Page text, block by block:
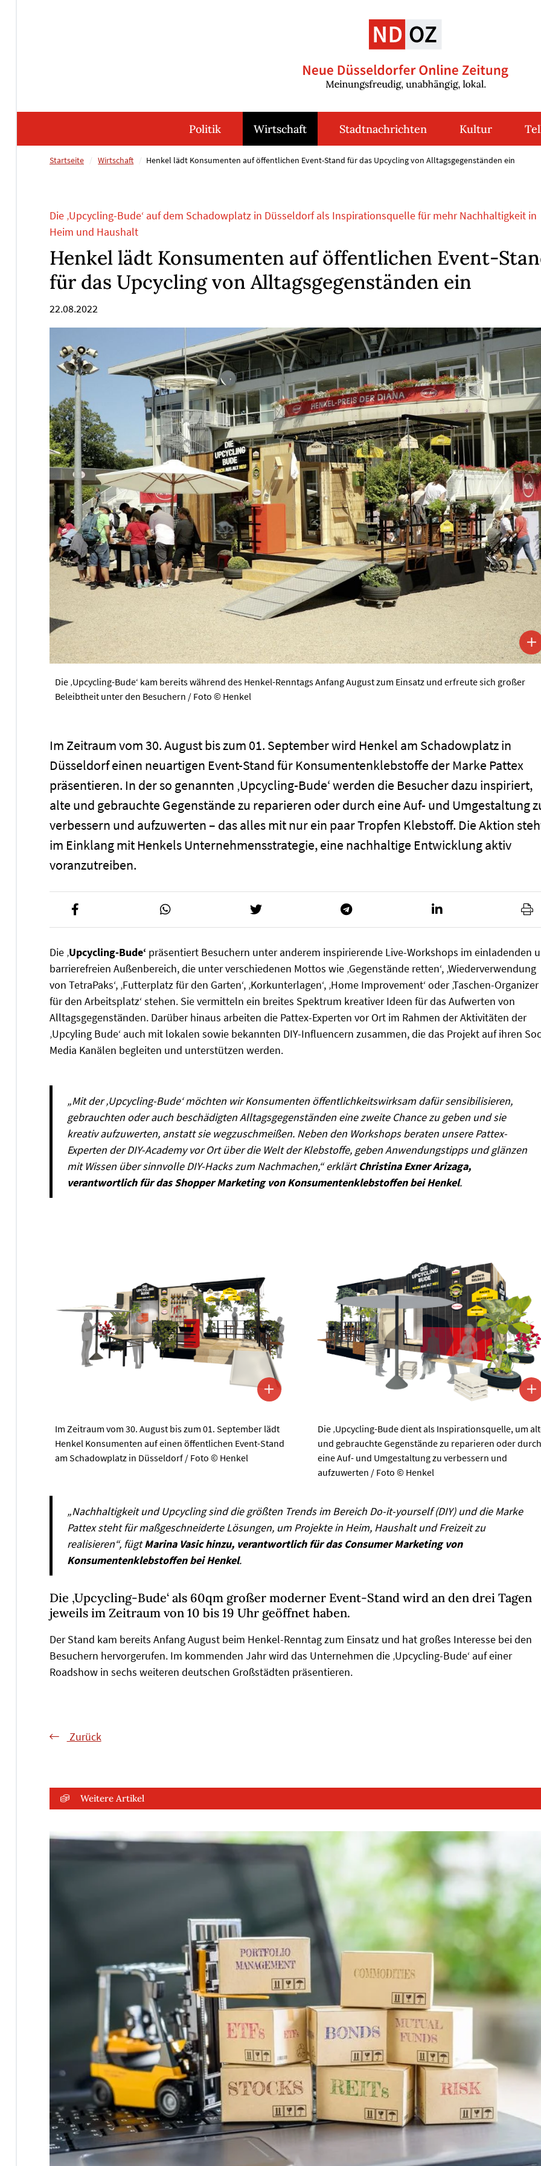
Politik Wirtschaft Stadtnachrichten Kultur
Startseite Wirtschaft Henkel lädt Konsumenten auf öffentlichen Event-Stand für das Upcycling von Alltags­gegen­ständen ein
Die ‚Upcycling-Bude‘ auf dem Schadowplatz in Düsseldorf als Inspirationsquelle für mehr Nachhaltigkeit in
Heim und Haushalt
Henkel lädt Konsumenten auf öffentlichen Event-
für das Upcycling von Alltags­gegen­ständen ein
22.08.2022
Die ‚Upcycling-Bude‘ kam bereits während des Henkel-Renntags Anfang August zum Einsatz und erfreute sich großer
Beleibtheit unter den Besuchern / Foto © Henkel
Im Zeitraum vom 30. August bis zum 01. September wird Henkel am Schadowplatz in
Düsseldorf einen neuartigen Event-Stand für Konsumentenklebstoffe der Marke Pattex
präsentieren. In der so genannten ‚Upcycling-Bude‘ werden die Besucher dazu inspiriert,
alte und gebrauchte Gegenstände zu reparieren oder durch eine Auf- und Umgestaltung
verbessern und aufzuwerten – das alles mit nur ein paar Tropfen Klebstoff. Die Aktion
im Einklang mit Henkels Unternehmensstrategie, eine nachhaltige Entwicklung aktiv
voranzutreiben.
Die ‚Upcycling-Bude‘ präsentiert Besuchern unter anderem inspirierende Live-Workshops im einladenden
barrierefreien Außenbereich, die unter verschiedenen Mottos wie ‚Gegenstände retten‘, ‚Wiederverwendung
von TetraPaks‘, ‚Futterplatz für den Garten‘, ‚Korkunterlagen‘, ‚Home Improvement‘ oder ‚Taschen-Organizer
für den Arbeitsplatz‘ stehen. Sie vermitteln ein breites Spektrum kreativer Ideen für das Aufwerten von
Alltagsgegenständen. Darüber hinaus arbeiten die Pattex-Experten vor Ort im Rahmen der Aktivitäten der
‚Upcyling Bude‘ auch mit lokalen sowie bekannten DIY-Influencern zusammen, die das Projekt auf ihren
Media Kanälen begleiten und unterstützen werden.
„Mit der ‚Upcycling-Bude‘ möchten wir Konsumenten öffentlichkeitswirksam dafür sensibilisieren,
gebrauchten oder auch beschädigten Alltagsgegenständen eine zweite Chance zu geben und sie
kreativ aufzuwerten, anstatt sie wegzuschmeißen. Neben den Workshops beraten unsere Pattex-
Experten der DIY-Academy vor Ort über die Welt der Klebstoffe, geben Anwendungstipps und glänzen
mit Wissen über sinnvolle DIY-Hacks zum Nachmachen,“ erklärtChristina Exner Arizaga,
verantwortlich für das Shopper Marketing von Konsumentenklebstoffen bei Henkel.
Im Zeitraum vom 30. August bis zum 01. September lädt
Henkel Konsumenten auf einen öffentlichen Event-Stand
am Schadowplatz in Düsseldorf / Foto © Henkel
Die ‚Upcycling-Bude dient als Inspirationsquelle, um
und gebrauchte Gegenstände zu reparieren oder durch
eine Auf- und Umgestaltung zu verbessern und
aufzuwerten / Foto © Henkel
„Nachhaltigkeit und Upcycling sind die größten Trends im Bereich Do-it-yourself (DIY) und die Marke
Pattex steht für maßgeschneiderte Lösungen, um Projekte in Heim, Haushalt und Freizeit zu
realisieren“, fügtMarina Vasic hinzu, verantwortlich für das Consumer Marketing von
Konsumentenklebstoffen bei Henkel.
Die ‚Upcycling-Bude‘ als 60qm großer moderner Event-Stand wird an den drei Tagen
jeweils im Zeitraum von 10 bis 19 Uhr geöffnet haben.
Der Stand kam bereits Anfang August beim Henkel-Renntag zum Einsatz und hat großes Interesse bei den
Besuchern hervorgerufen. Im kommenden Jahr wird das Unternehmen die ‚Upcycling-Bude‘ auf einer
Roadshow in sechs weiteren deutschen Großstädten präsentieren.
Zurück
Weitere Artikel